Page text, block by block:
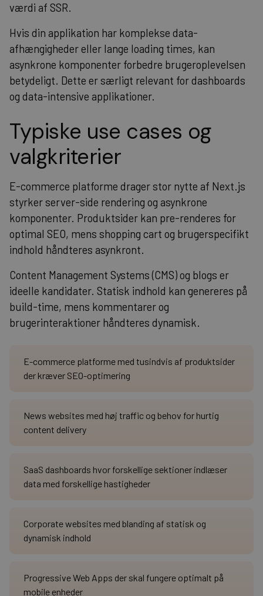
værdi af SSR.
Hvis din applikation har komplekse data-
afhængigheder eller lange loading times, kan
asynkrone komponenter forbedre brugeroplevelsen
betydeligt. Dette er særligt relevant for dashboards
og data-intensive applikationer.
Typiske use cases og
valgkriterier
E-commerce platforme drager stor nytte af Next.js
styrker server-side rendering og asynkrone
komponenter. Produktsider kan pre-renderes for
optimal SEO, mens shopping cart og brugerspecifikt
indhold håndteres asynkront.
Content Management Systems (CMS) og blogs er
ideelle kandidater. Statisk indhold kan genereres på
build-time, mens kommentarer og
brugerinteraktioner håndteres dynamisk.
E-commerce platforme med tusindvis af produktsider
der kræver SEO-optimering
News websites med høj traffic og behov for hurtig
content delivery
SaaS dashboards hvor forskellige sektioner indlæser
data med forskellige hastigheder
Corporate websites med blanding af statisk og
dynamisk indhold
Progressive Web Apps der skal fungere optimalt på
mobile enheder